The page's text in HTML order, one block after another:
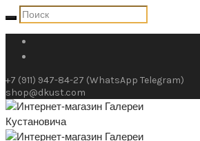
+7 (911) 947-84-27 (WhatsApp Telegram)
shop@dkust.com